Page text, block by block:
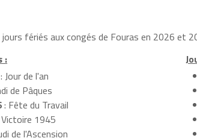
jours fériés aux congés de Fouras en 2026 et
:
Jour de l'an
de Pâques
: Fête du Travail
1945
de l'Ascension